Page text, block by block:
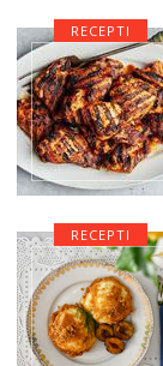
RECEPTI
RECEPTI